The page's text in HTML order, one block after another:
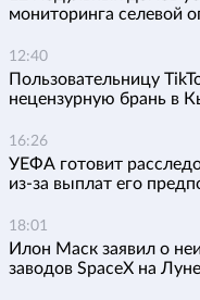
мониторинга селевой
12:40
Пользовательницу
нецензурную брань в
16:26
УЕФА готовит
из-за выплат его
18:01
Илон Маск заявил о
заводов SpaceX на Луне